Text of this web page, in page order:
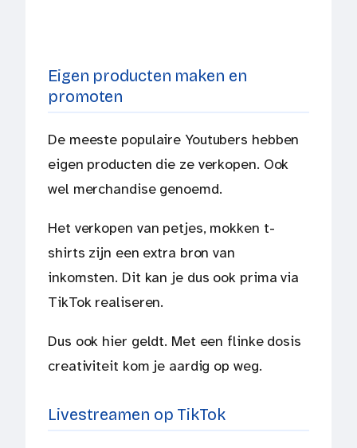
Eigen producten maken en
promoten
De meeste populaire Youtubers hebben
eigen producten die ze verkopen. Ook
wel merchandise genoemd.
Het verkopen van petjes, mokken t-
shirts zijn een extra bron van
inkomsten. Dit kan je dus ook prima via
TikTok realiseren.
Dus ook hier geldt. Met een flinke dosis
creativiteit kom je aardig op weg.
Livestreamen op TikTok